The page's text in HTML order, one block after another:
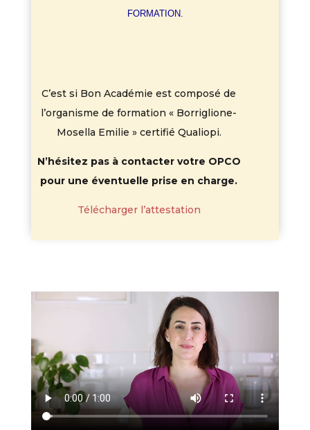
FORMATION.
C’est si Bon Académie est composé de
l’organisme de formation « Borriglione-
Mosella Emilie » certifié Qualiopi.
N’hésitez pas à contacter votre OPCO
pour une éventuelle prise en charge.
Télécharger l’attestation